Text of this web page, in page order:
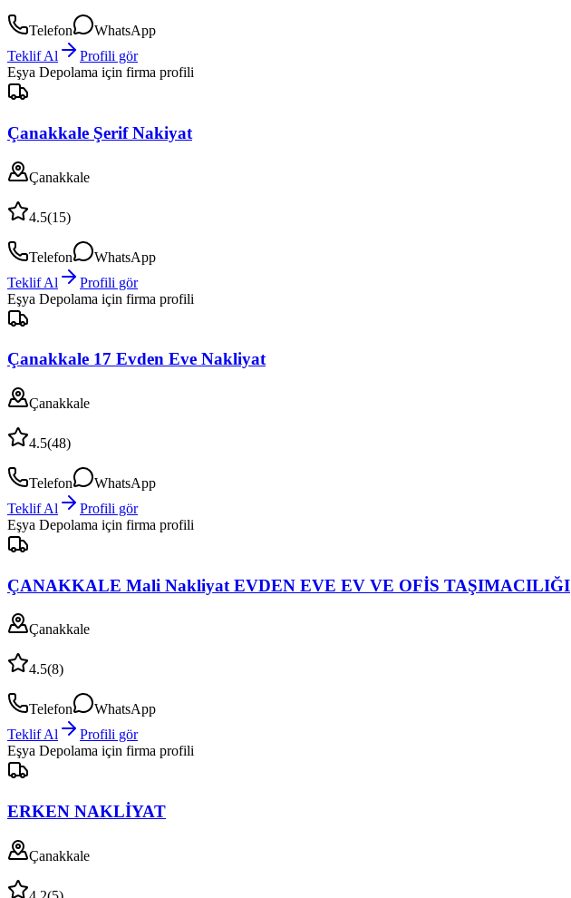
Telefon
WhatsApp
Teklif Al
Profili gör
Eşya Depolama için firma profili
Çanakkale Şerif Nakiyat
Çanakkale
4.5(15)
Telefon
WhatsApp
Teklif Al
Profili gör
Eşya Depolama için firma profili
Çanakkale 17 Evden Eve Nakliyat
Çanakkale
4.5(48)
Telefon
WhatsApp
Teklif Al
Profili gör
Eşya Depolama için firma profili
ÇANAKKALE Mali Nakliyat EVDEN EVE EV VE OFİS TAŞIMACILIĞI
Çanakkale
4.5(8)
Telefon
WhatsApp
Teklif Al
Profili gör
Eşya Depolama için firma profili
ERKEN NAKLİYAT
Çanakkale